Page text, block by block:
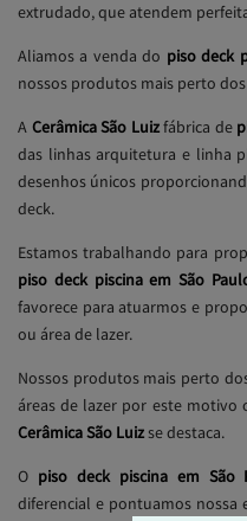
extrudado, que atendem
Aliamos a venda do piso deck
nossos produtos mais perto
A Cerâmica São Luizfábrica de
das linhas arquitetura e linha
desenhos únicos
deck.
Estamos trabalhando para
piso deck piscina em São
favorece para atuarmos e
ou área de lazer.
Nossos produtos mais perto
áreas de lazer por este motivo
Cerâmica São Luizse destaca.
O piso deck piscina em São
diferencial e pontuamos nossa